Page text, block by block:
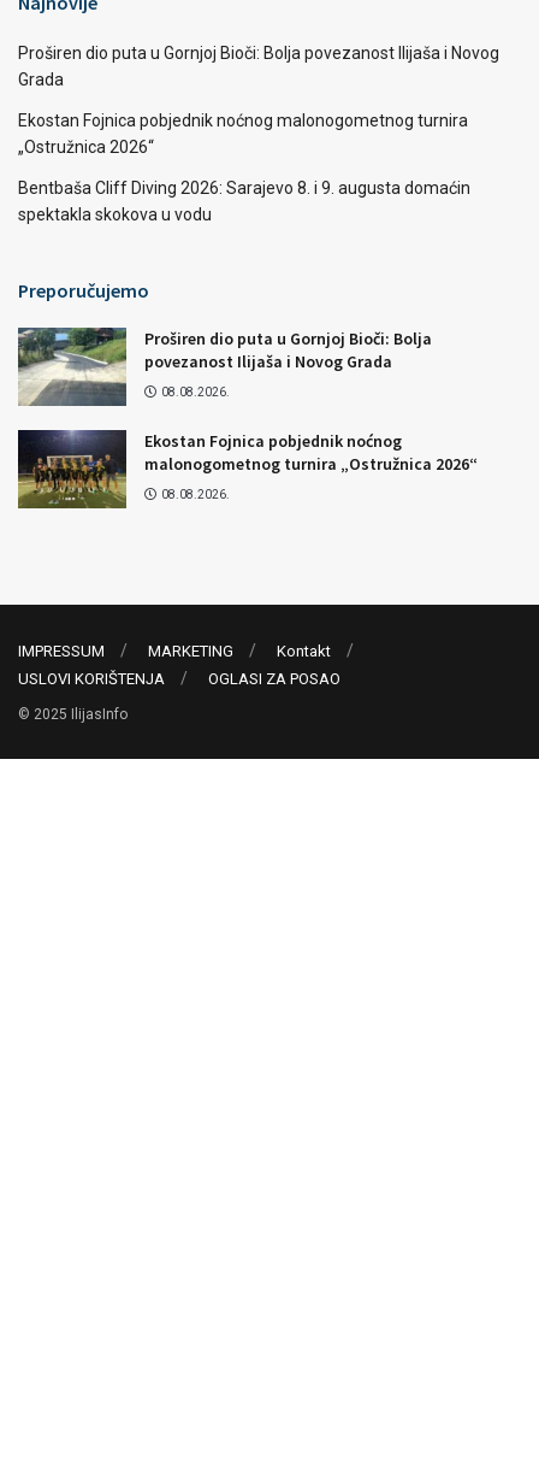
Proširen dio puta u Gornjoj Bioči: Bolja povezanost Ilijaša i Novog
Grada
Ekostan Fojnica pobjednik noćnog malonogometnog turnira
„Ostružnica 2026“
Bentbaša Cliff Diving 2026: Sarajevo 8. i 9. augusta domaćin
spektakla skokova u vodu
Preporučujemo
Proširen dio puta u Gornjoj Bioči: Bolja
povezanost Ilijaša i Novog Grada
08.08.2026.
Ekostan Fojnica pobjednik noćnog
malonogometnog turnira „Ostružnica 2026“
08.08.2026.
IMPRESSUM MARKETING
Kontakt
USLOVI KORIŠTENJA
OGLASI ZA POSAO
© 2025 IlijasInfo